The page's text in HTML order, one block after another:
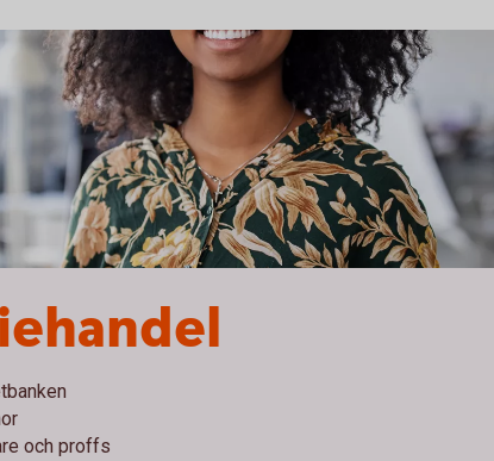
och proffs